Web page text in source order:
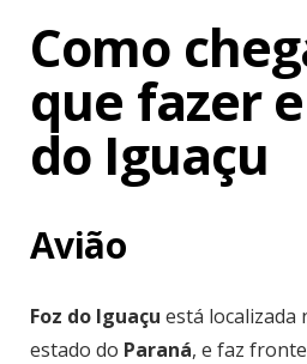
Como
que fazer
do Iguaçu
Avião
Foz do Iguaçu está localizada
estado do Paraná, e faz